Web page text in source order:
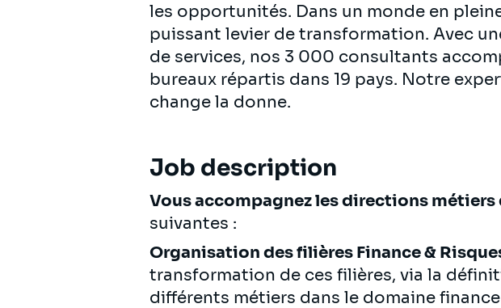
les opportunités. Dans un monde en
puissant levier de transformation. Avec
de services, nos 3 000 consultants
bureaux répartis dans 19 pays. Notre
change la donne.
Job description
Vous accompagnez les directions métiers
suivantes :
Organisation des filières Finance &
transformation de ces filières, via la
différents métiers dans le domaine